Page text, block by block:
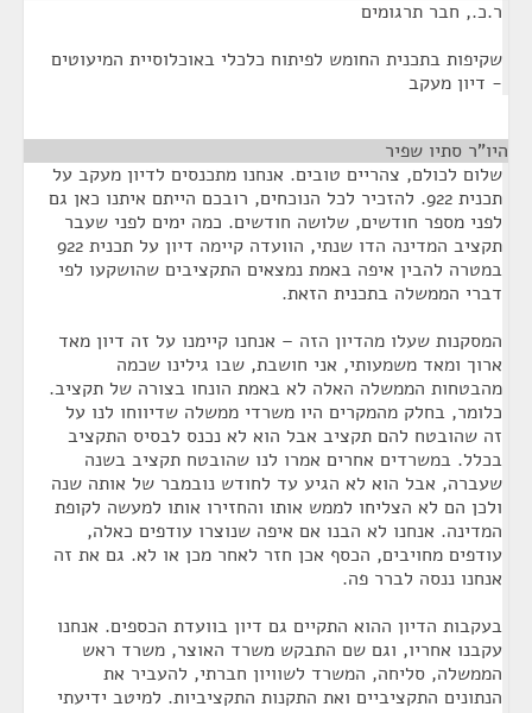
ר.כ., חבר תרגומים
שקיפות בתכנית החומש לפיתוח כלכלי באוכלוסיית המיעוטים
- דיון מעקב
היו"ר סתיו שפיר
שלום לכולם, צהריים טובים. אנחנו מתכנסים לדיון מעקב על
תכנית 922. להזכיר לכל הנוכחים, רובכם הייתם איתנו כאן גם
לפני מספר חודשים, שלושה חודשים. כמה ימים לפני שעבר
תקציב המדינה הדו שנתי, הוועדה קיימה דיון על תכנית 922
במטרה להבין איפה באמת נמצאים התקציבים שהושקעו לפי
דברי הממשלה בתכנית הזאת.
המסקנות שעלו מהדיון הזה – אנחנו קיימנו על זה דיון מאד
ארוך ומאד משמעותי, אני חושבת, שבו גילינו שכמה
מהבטחות הממשלה האלה לא באמת הונחו בצורה של תקציב.
כלומר, בחלק מהמקרים היו משרדי ממשלה שדיווחו לנו על
זה שהובטח להם תקציב אבל הוא לא נכנס לבסיס התקציב
בכלל. במשרדים אחרים אמרו לנו שהובטח תקציב בשנה
שעברה, אבל הוא לא הגיע עד לחודש נובמבר של אותה שנה
ולכן הם לא הצליחו לממש אותו והחזירו אותו למעשה לקופת
המדינה. אנחנו לא הבנו אם איפה שנוצרו עודפים כאלה,
עודפים מחויבים, הכסף אכן חזר לאחר מכן או לא. גם את זה
אנחנו ננסה לברר פה.
בעקבות הדיון ההוא התקיים גם דיון בוועדת הכספים. אנחנו
עקבנו אחריו, וגם שם התבקש משרד האוצר, משרד ראש
הממשלה, סליחה, המשרד לשוויון חברתי, להעביר את
הנתונים התקציביים ואת התקנות התקציביות. למיטב ידיעתי